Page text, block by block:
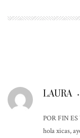
LAURA •
POR FIN
hola xicas,